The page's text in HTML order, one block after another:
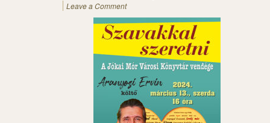
Leave a Comment